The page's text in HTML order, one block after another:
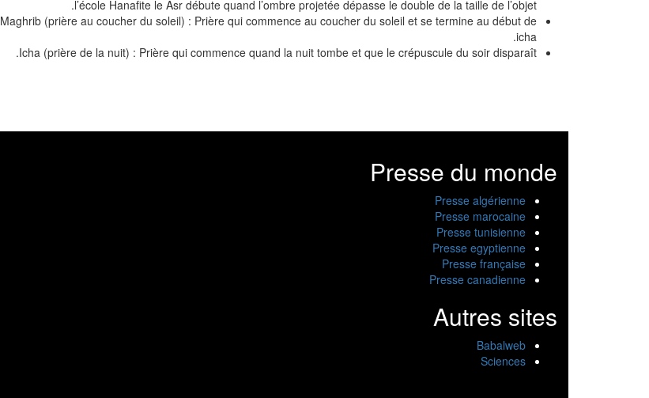
l’école Hanafite le Asr débute quand l’ombre projetée dépasse le double de la taille de l’objet.
Maghrib (prière au coucher du soleil) : Prière qui commence au coucher du soleil et se termine au début de
icha.
Icha (prière de la nuit) : Prière qui commence quand la nuit tombe et que le crépuscule du soir disparaît.
Presse du monde
Presse algérienne
Presse marocaine
Presse tunisienne
Presse egyptienne
Presse française
Presse canadienne
Autres sites
Babalweb
Sciences